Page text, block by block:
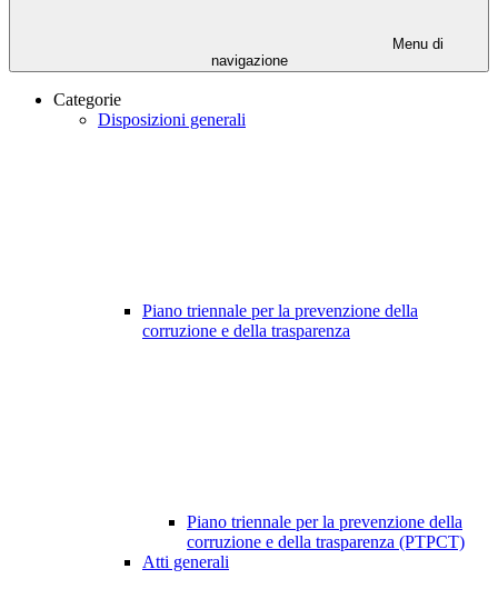
Menu di
navigazione
Categorie
Disposizioni generali
Piano triennale per la prevenzione della
corruzione e della trasparenza
Piano triennale per la prevenzione della
corruzione e della trasparenza (PTPCT)
Atti generali